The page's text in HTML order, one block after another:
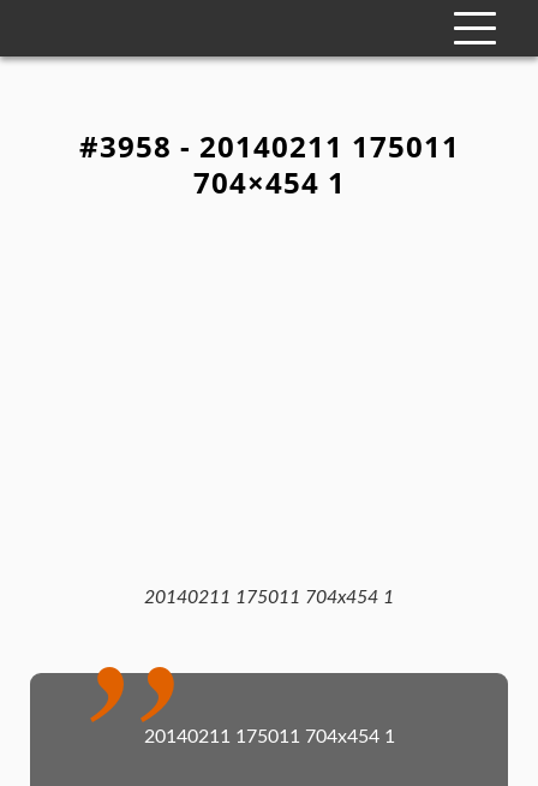
#3958 - 20140211 175011
704×454 1
20140211 175011 704x454 1
20140211 175011 704x454 1